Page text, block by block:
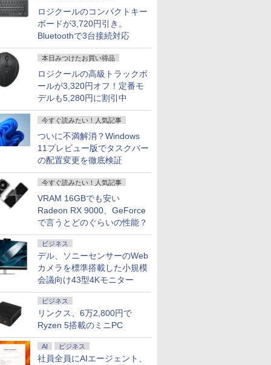
ロジクールのコンパクトキー
ボードが3,720円引き。
Bluetoothで3台接続対応
本日みつけたお買い得品
ロジクールの高級トラックボ
ールが3,320円オフ！定番モ
デルも5,280円に割引中
今すぐ読みたい！人気記事
ついに不満解消？Windows
11プレビュー版でタスクバー
の配置変更を徹底検証
今すぐ読みたい！人気記事
VRAM 16GBでも安い
Radeon RX 9000、GeForce
で言うとどのぐらいの性能？
ビジネス
デル、ソニーセンサーのWeb
カメラを標準搭載した小規模
会議向け43型4Kモニター
ビジネス
リンクス、6万2,800円で
Ryzen 5搭載のミニPC
AI ビジネス
社員全員にAIエージェント、